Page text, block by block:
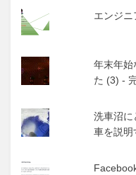
エンジ
年末年始
た (3) -
洗車沼に
車を説明